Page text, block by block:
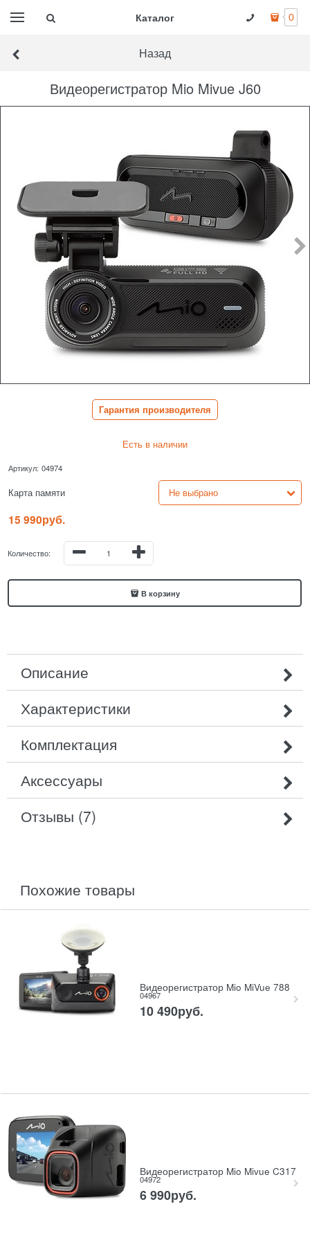
Каталог 0
Назад
Видеорегистратор Mio Mivue J60
Гарантия производителя
Есть в наличии
Артикул: 04974
Карта памяти
15 990руб.
Количество:
В корзину
Описание
Характеристики
Комплектация
Аксессуары
Отзывы (7)
похожие товары
Видеорегистратор Mio MiVue 788
04967
10 490руб.
Видеорегистратор Mio Mivue C317
04972
6 990руб.